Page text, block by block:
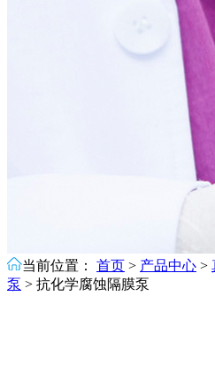
当前位置： 首页 > 产品中心 >
泵 > 抗化学腐蚀隔膜泵